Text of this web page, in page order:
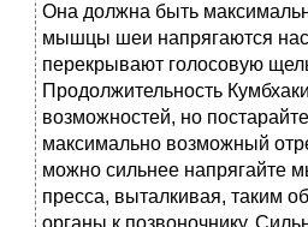
Она должна быть
мышцы шеи напрягаются
перекрывают голосовую
Продолжительность
возможностей, но
максимально возможный
можно сильнее напрягайте
пресса, выталкивая, таким